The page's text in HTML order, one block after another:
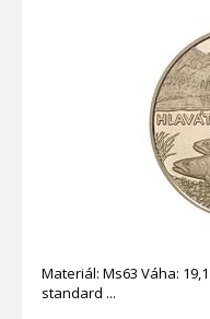
Materiál: Ms63 Váha:
standard